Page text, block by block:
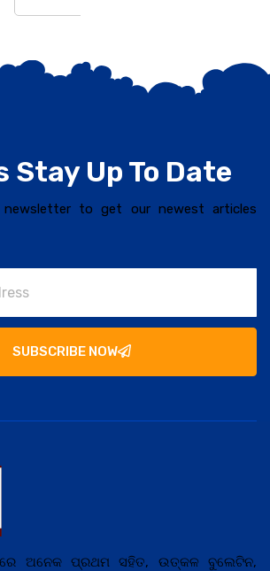
Stay Up To Date
newsletter to get our newest articles
SUBSCRIBE NOW
ଅନେକ ପ୍ରଥମ ସହିତ, ଉତ୍କଳ ବୁଲେଟିନ,